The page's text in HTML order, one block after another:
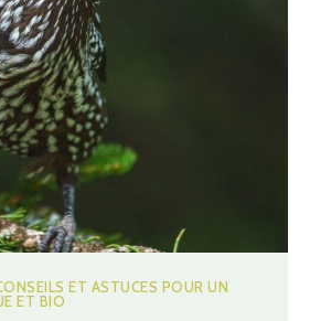
ET ASTUCES POUR UN
ET BIO